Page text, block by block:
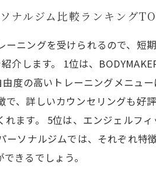
ナルジム比較ランキング
ニングを受けられるので、短
します。 1位は、
度の高いトレーニングメニュ
、詳しいカウンセリングも好
ます。 5位は、エンジェルフ
ソナルジムでは、それぞれ特
きるでしょう。